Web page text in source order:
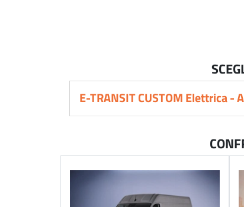
E-TRANSIT CUSTOM Elettrica -